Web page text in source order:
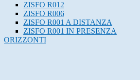
ZISFO R012
ZISFO R006
ZISFO R001 A DISTANZA
ZISFO R001 IN PRESENZA
ORIZZONTI